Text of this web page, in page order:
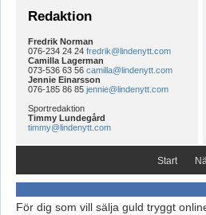
Redaktion
Fredrik Norman
076-234 24 24 fredrik@lindenytt.com
Camilla Lagerman
073-536 63 56 camilla@lindenytt.com
Jennie Einarsson
076-185 86 85 jennie@lindenytt.com
Sportredaktion
Timmy Lundegård
timmy@lindenytt.com
Start
För dig som vill sälja guld tryggt